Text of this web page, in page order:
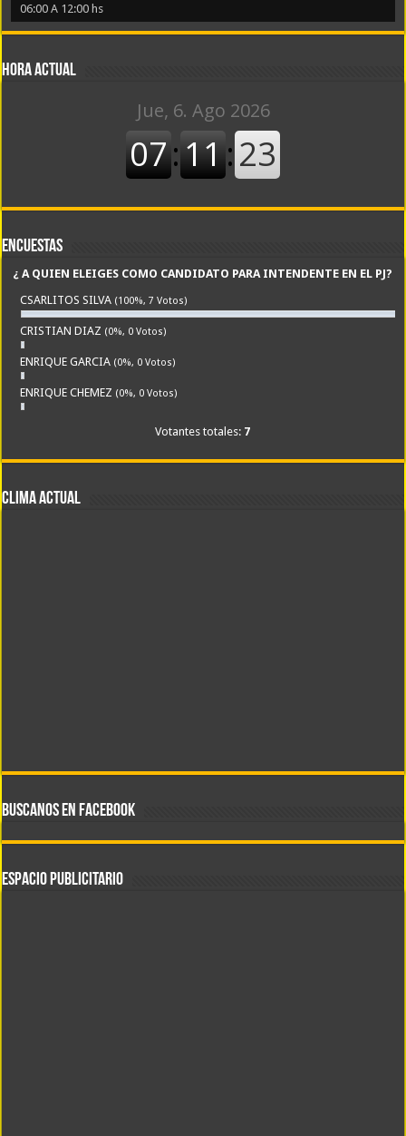
06:00 A 12:00 hs
Hora actual
Encuestas
¿ A QUIEN ELEIGES COMO CANDIDATO PARA INTENDENTE EN EL PJ?
CSARLITOS SILVA (100%, 7 Votos)
CRISTIAN DIAZ (0%, 0 Votos)
ENRIQUE GARCIA (0%, 0 Votos)
ENRIQUE CHEMEZ (0%, 0 Votos)
Votantes totales: 7
CLIMA ACTUAL
BUSCANOS EN FACEBOOK
ESPACIO PUBLICITARIO